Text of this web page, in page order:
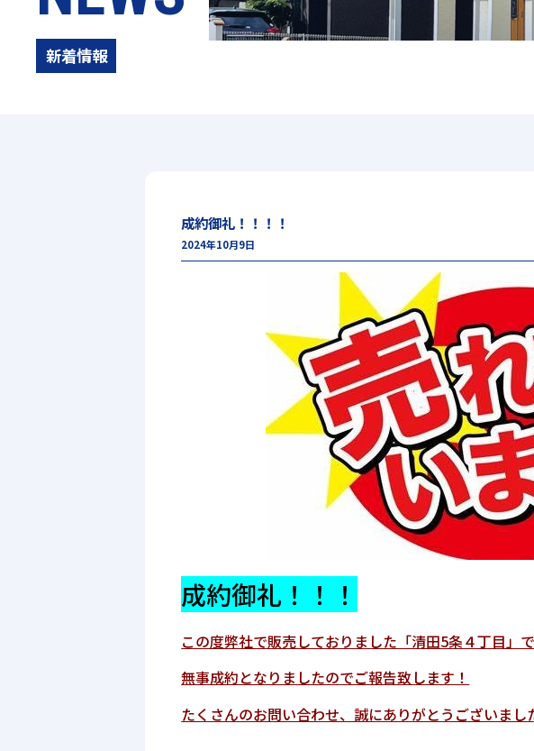
新着情報
成約御礼！！！！
2024年10月9日
成約御礼！！！
この度弊社で販売しておりました「清田5条４丁目」で
無事成約となりましたのでご報告致します！
たくさんのお問い合わせ、誠にありがとうございまし